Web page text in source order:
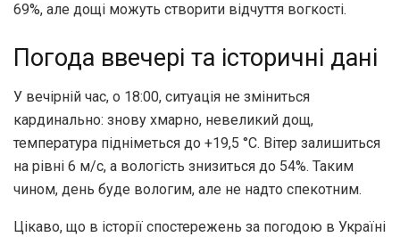
69%, але дощі можуть створити відчуття вогкості.
Погода ввечері та історичні дані
У вечірній час, о 18:00, ситуація не зміниться
кардинально: знову хмарно, невеликий дощ,
температура підніметься до +19,5 °С. Вітер залишиться
на рівні 6 м/с, а вологість знизиться до 54%. Таким
чином, день буде вологим, але не надто спекотним.
Цікаво, що в історії спостережень за погодою в Україні